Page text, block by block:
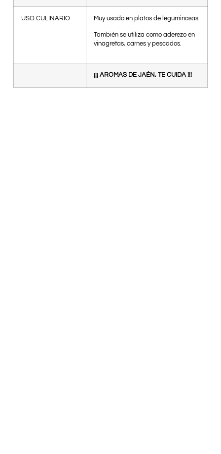
USO CULINARIO Muy usado en platos de leguminosas.
También se utiliza como aderezo en
vinagretas, carnes y pescados.
¡¡¡ AROMAS DE JAÉN, TE CUIDA !!!